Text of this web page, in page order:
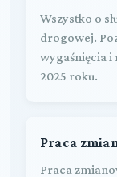
Wszystko o
drogowej.
wygaśnięcia i
2025 roku.
Praca
Praca